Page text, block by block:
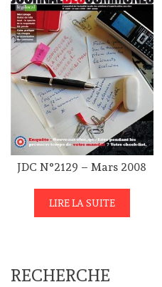
JDC N°2129 – Mars 2008
LIRE LA SUITE
RECHERCHE